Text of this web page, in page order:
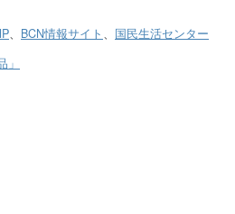
、 BCN情報サイト 、 国民生活センター
」